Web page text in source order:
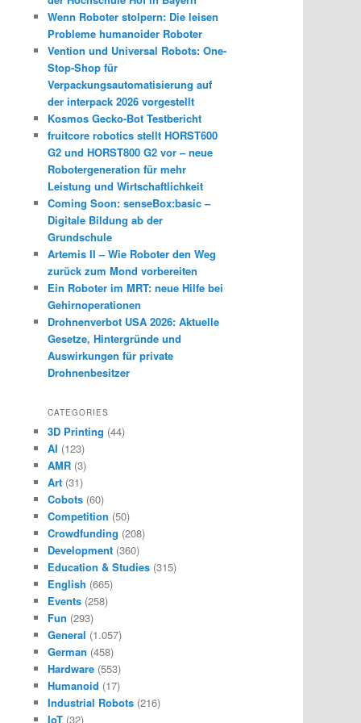
Wenn Roboter stolpern: Die leisen
Probleme humanoider Roboter
Vention und Universal Robots: One-
Stop-Shop für
Verpackungsautomatisierung auf
der interpack 2026 vorgestellt
Kosmos Gecko-Bot Testbericht
fruitcore robotics stellt HORST600
G2 und HORST800 G2 vor – neue
Robotergeneration für mehr
Leistung und Wirtschaftlichkeit
Coming Soon: senseBox:basic –
Digitale Bildung ab der
Grundschule
Artemis II – Wie Roboter den Weg
zurück zum Mond vorbereiten
Ein Roboter im MRT: neue Hilfe bei
Gehirnoperationen
Drohnenverbot USA 2026: Aktuelle
Gesetze, Hintergründe und
Auswirkungen für private
Drohnenbesitzer
CATEGORIES
3D Printing (44)
AI (123)
AMR (3)
Art (31)
Cobots (60)
Competition (50)
Crowdfunding (208)
Development (360)
Education & Studies (315)
English (665)
Events (258)
Fun (293)
General (1.057)
German (458)
Hardware (553)
Humanoid (17)
Industrial Robots (216)
IoT (32)